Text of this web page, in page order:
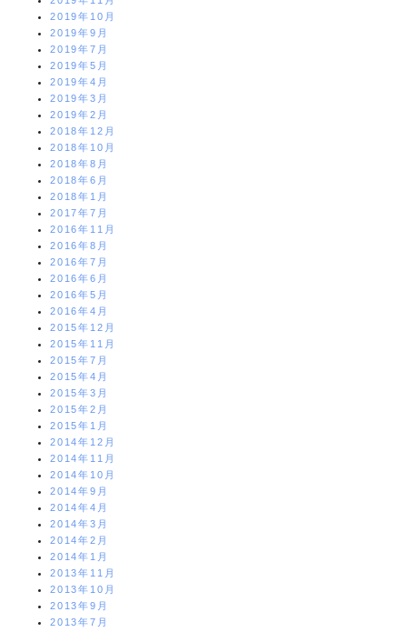
2019年10月
2019年9月
2019年7月
2019年5月
2019年4月
2019年3月
2019年2月
2018年12月
2018年10月
2018年8月
2018年6月
2018年1月
2017年7月
2016年11月
2016年8月
2016年7月
2016年6月
2016年5月
2016年4月
2015年12月
2015年11月
2015年7月
2015年4月
2015年3月
2015年2月
2015年1月
2014年12月
2014年11月
2014年10月
2014年9月
2014年4月
2014年3月
2014年2月
2014年1月
2013年11月
2013年10月
2013年9月
2013年7月